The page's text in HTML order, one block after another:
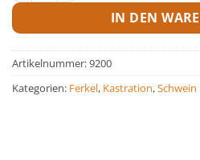
IN DEN
Artikelnummer:9200
Kategorien: Ferkel, Kastration,Schwein